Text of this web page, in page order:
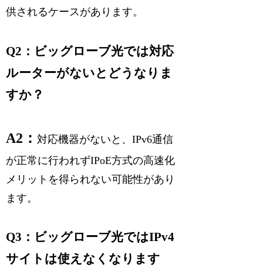
供されるケースがあります。
Q2：ビッグローブ光では対応
ルーターがないとどうなりま
すか？
A2： 対応機器がないと、IPv6通信
が正常に行われずIPoE方式の高速化
メリットを得られない可能性があり
ます。
Q3：ビッグローブ光ではIPv4
サイトは使えなくなります